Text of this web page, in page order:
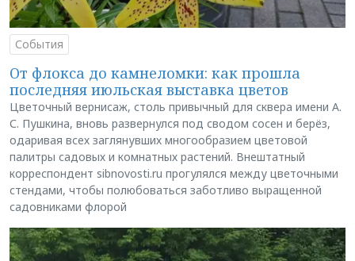
События
От флокса до камнеломки: как прошла
последняя июльская выставка цветов
Цветочный вернисаж, столь привычный для сквера имени А.
С. Пушкина, вновь развернулся под сводом сосен и берёз,
одаривая всех заглянувших многообразием цветовой
палитры садовых и комнатных растений. Внештатный
корреспондент sibnovosti.ru прогулялся между цветочными
стендами, чтобы полюбоваться заботливо выращенной
садовниками флорой